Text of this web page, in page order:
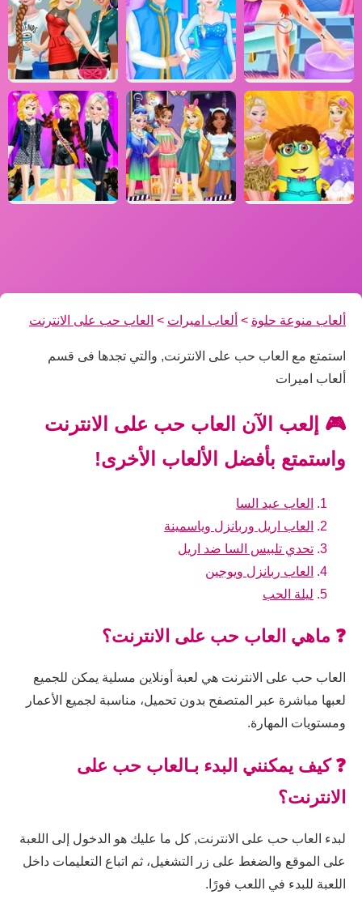
ألعاب منوعة حلوة > ألعاب اميرات > العاب حب على الانترنت
استمتع مع العاب حب على الانترنت, والتي تجدها فى قسم
ألعاب اميرات
🎮 إلعب الآن العاب حب على الانترنت
واستمتع بأفضل الألعاب الأخرى!
العاب عيد السا
العاب اريل وربانزل وياسمينة
تحدي تلبيس السا ضد اريل
العاب ربانزل ويوجين
ليلة الحب
❓ ماهي العاب حب على الانترنت؟
العاب حب على الانترنت هي لعبة أونلاين مسلية يمكن للجميع
لعبها مباشرة عبر المتصفح بدون تحميل، مناسبة لجميع الأعمار
ومستويات المهارة.
❓ كيف يمكنني البدء بـالعاب حب على
الانترنت؟
لبدء العاب حب على الانترنت, كل ما عليك هو الدخول إلى اللعبة
على الموقع والضغط على زر التشغيل، ثم اتباع التعليمات داخل
اللعبة للبدء في اللعب فورًا.